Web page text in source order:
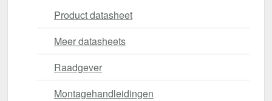
Product datasheet
Meer datasheets
Raadgever
Montagehandleidingen